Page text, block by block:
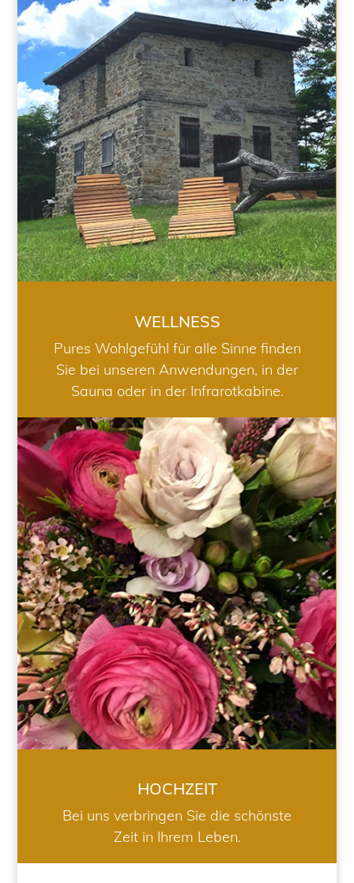
WELLNESS
WELLNESS
Pures Wohlgefühl für alle Sinne finden
Sie bei unseren Anwendungen, in der
Sauna oder in der Infrarotkabine.
HOCHZEIT
HOCHZEIT
Bei uns verbringen Sie die schönste
Zeit in Ihrem Leben.